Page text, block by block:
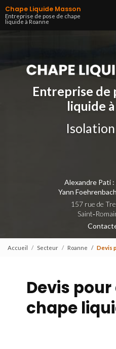
Aller
au
contenu
Chape Liquide Masson
Entreprise de pose de chape
liquide à Roanne
Entreprise de
liquide
Alexandre Pati :
Yann
157 rue de
Accueil Secteur Roanne Devis
Devis
chape